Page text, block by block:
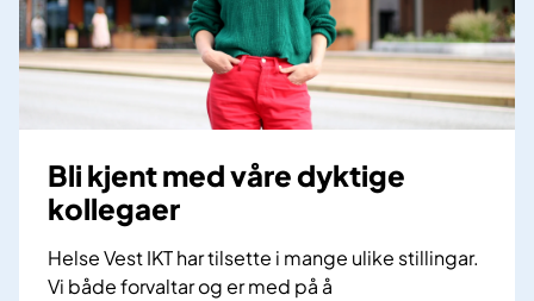
t
i
l
i
g
a
Bli kjent med våre dyktige
kollegaer
Helse Vest IKT har tilsette i mange ulike stillingar.
Vi både forvaltar og er med på å